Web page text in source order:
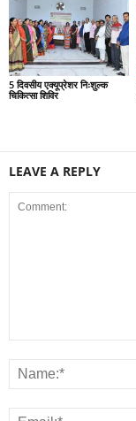
5 दिवसीय एक्यूप्रेशर निःशुल्क
चिकित्सा शिविर
LEAVE A REPLY